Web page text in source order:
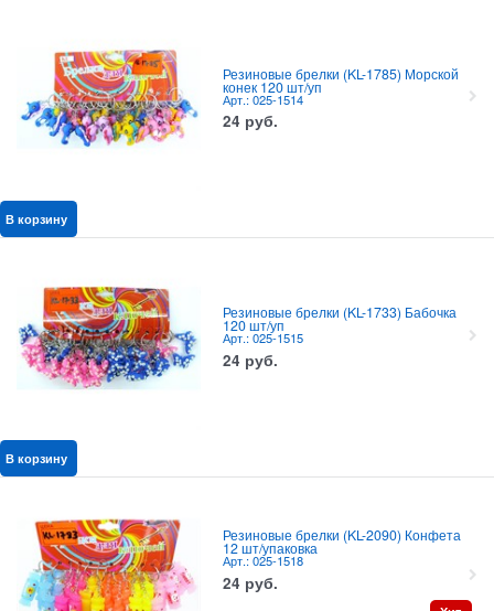
Резиновые брелки (KL-1785) Морской
конек 120 шт/уп
Арт.: 025-1514
24 руб.
В корзину
Резиновые брелки (KL-1733) Бабочка
120 шт/уп
Арт.: 025-1515
24 руб.
В корзину
Резиновые брелки (KL-2090) Конфета
12 шт/упаковка
Арт.: 025-1518
24 руб.